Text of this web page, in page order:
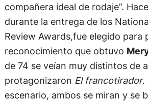
compañera ideal de rodaje”.
durante la entrega de los
Review Awards,fue elegido para
reconocimiento que obtuvo
de 74 se veían muy distintos de
protagonizaron El francotirador.
escenario, ambos se miran y se